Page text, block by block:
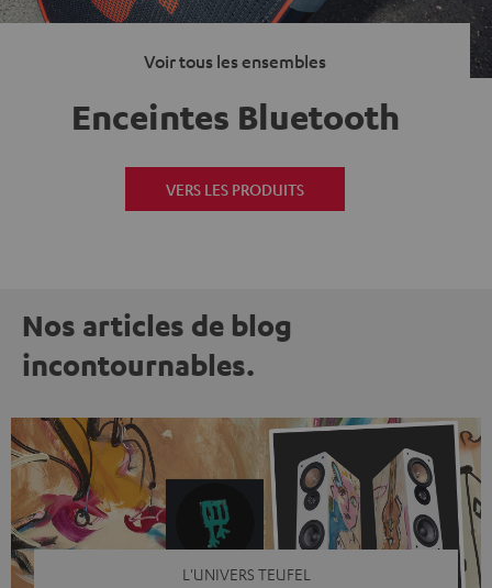
Voir tous les ensembles
Enceintes Bluetooth
VERS LES PRODUITS
Nos articles de blog
incontournables.
L'UNIVERS TEUFEL